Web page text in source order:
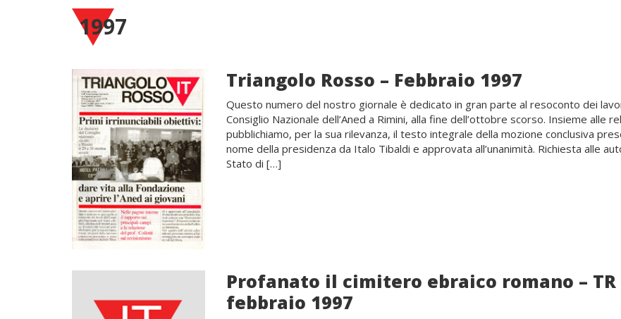
1997
Triangolo Rosso – Febbraio 1997
Questo numero del nostro giornale è dedicato in gran parte al resoconto dei
Consiglio Nazionale dell’Aned a Rimini, alla fine dell’ottobre scorso. Insieme alle
pubblichiamo, per la sua rilevanza, il testo integrale della mozione conclusiva
nome della presidenza da Italo Tibaldi e approvata all’unanimità. Richiesta alle
Stato di […]
Profanato il cimitero ebraico romano – TR
febbraio 1997